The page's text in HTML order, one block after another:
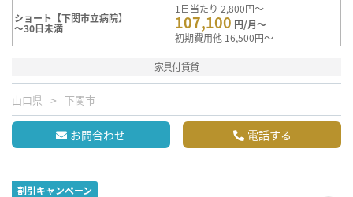
ショート【下関市立病院】
～30日未満
1日当たり 2,800円～
107,100 円/月～
初期費用他 16,500円～
家具付賃貸
山口県 下関市
お問合わせ 電話する
割引キャンペーン